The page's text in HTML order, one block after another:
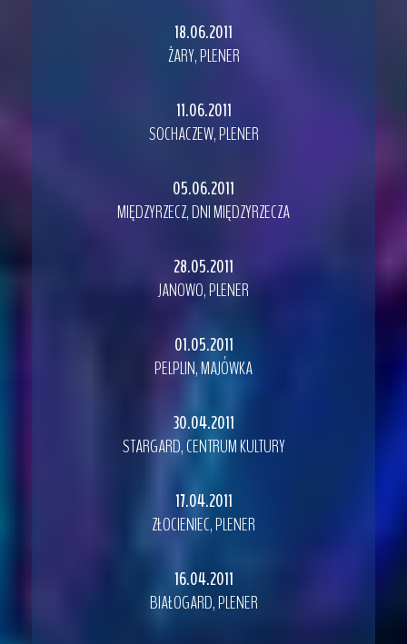
18.06.2011
ŻARY, PLENER
11.06.2011
SOCHACZEW, PLENER
05.06.2011
MIĘDZYRZECZ, DNI MIĘDZYRZECZA
28.05.2011
JANOWO, PLENER
01.05.2011
PELPLIN, MAJÓWKA
30.04.2011
STARGARD, CENTRUM KULTURY
17.04.2011
ZŁOCIENIEC, PLENER
16.04.2011
BIAŁOGARD, PLENER